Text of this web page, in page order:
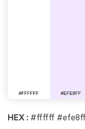
HEX : #ffffff #efe8ff